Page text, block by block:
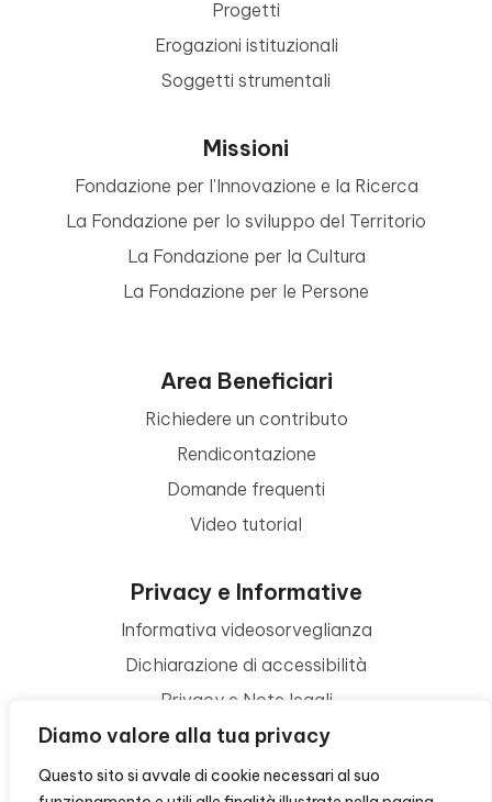
Diamo valore alla tua privacy
Questo sito si avvale di cookie necessari al suo
Progetti
Erogazioni istituzionali
Soggetti strumentali
Missioni
Fondazione per l’Innovazione e la Ricerca
La Fondazione per lo sviluppo del Territorio
La Fondazione per la Cultura
La Fondazione per le Persone
Area Beneficiari
Richiedere un contributo
Rendicontazione
Domande frequenti
Video tutorial
Privacy e Informative
Informativa videosorveglianza
Dichiarazione di accessibilità
Privacy e Note legali
Termini di utilizzo
Cookie policy